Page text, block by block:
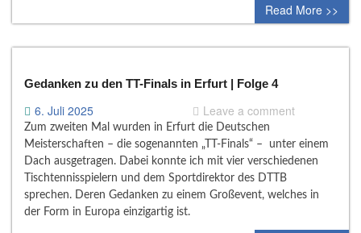
Read More >>
Gedanken zu den TT-Finals in Erfurt | Folge 4
6. Juli 2025 Leave a comment
Zum zweiten Mal wurden in Erfurt die Deutschen
Meisterschaften – die sogenannten „TT-Finals“ – unter einem
Dach ausgetragen. Dabei konnte ich mit vier verschiedenen
Tischtennisspielern und dem Sportdirektor des DTTB
sprechen. Deren Gedanken zu einem Großevent, welches in
der Form in Europa einzigartig ist.